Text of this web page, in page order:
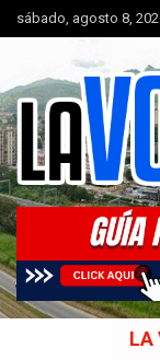
Saltar
al
sábado, agosto 8,
La Voz
Portal de noticias
LA VOZ